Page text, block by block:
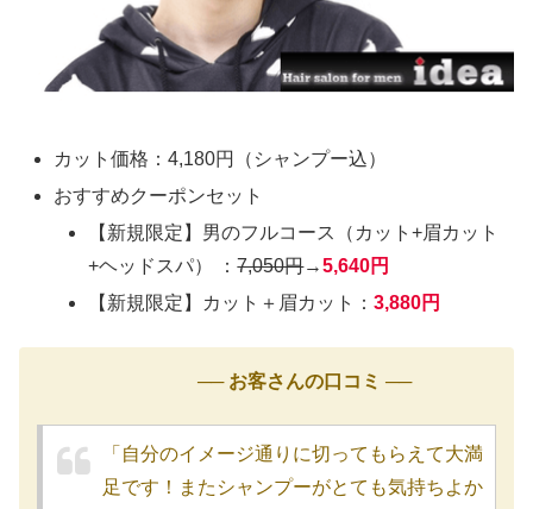
カット価格：4,180円（シャンプー込）
おすすめクーポンセット
【新規限定】男のフルコース（カット+眉カット
+ヘッドスパ） ：7,050円→5,640円
【新規限定】カット＋眉カット：3,880円
── お客さんの口コミ ──
「自分のイメージ通りに切ってもらえて大満
足です！またシャンプーがとても気持ちよか